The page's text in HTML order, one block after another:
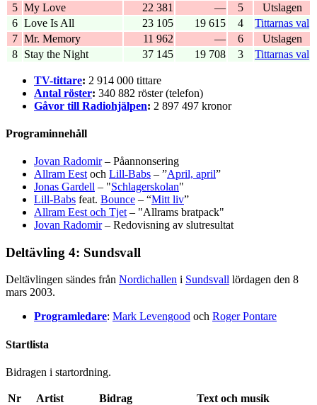
5 My Love 22 381 — 5
Utslagen
6 Love Is All 23 105 19 615 4
Tittarnas val
7 Mr. Memory 11 962 — 6
Utslagen
8
Stay the Night 37 145 19 708 3 Tittarnas val
TV-tittare: 2 914 000 tittare
Antal röster: 340 882 röster (telefon)
Gåvor till Radiohjälpen: 2 897 497 kronor
Programinnehåll
Jovan Radomir– Påannonsering
Allram Eest och Lill-Babs – ”April, april”
Jonas Gardell – "Schlagerskolan"
Lill-Babs feat. Bounce – “Mitt liv”
Allram Eest och Tjet – "Allrams bratpack"
Jovan Radomir– Redovisning av slutresultat
Deltävling 4: Sundsvall
Deltävlingen sändes från Nordichallen i Sundsvall lördagen den 8
mars 2003.
Programledare: Mark Levengood och Roger Pontare
Startlista
Bidragen i startordning.
Nr Artist Bidrag
Text och musik